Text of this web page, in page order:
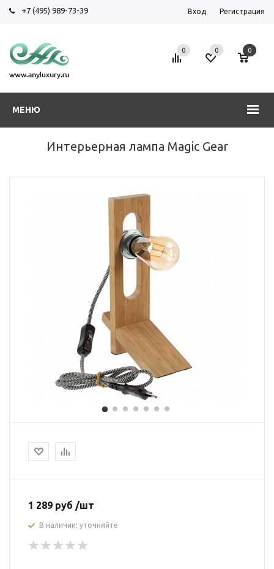
+7 (495) 989-73-39 Вход Регистрация
МЕНЮ
0 0 0
Интерьерная лампа Magic Gear
1 289 руб /шт
В наличии: уточняйте